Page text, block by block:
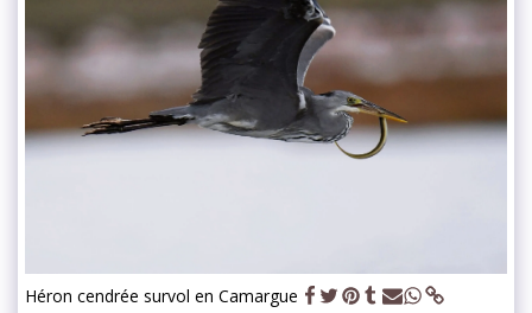
Héron cendrée survol en Camargue